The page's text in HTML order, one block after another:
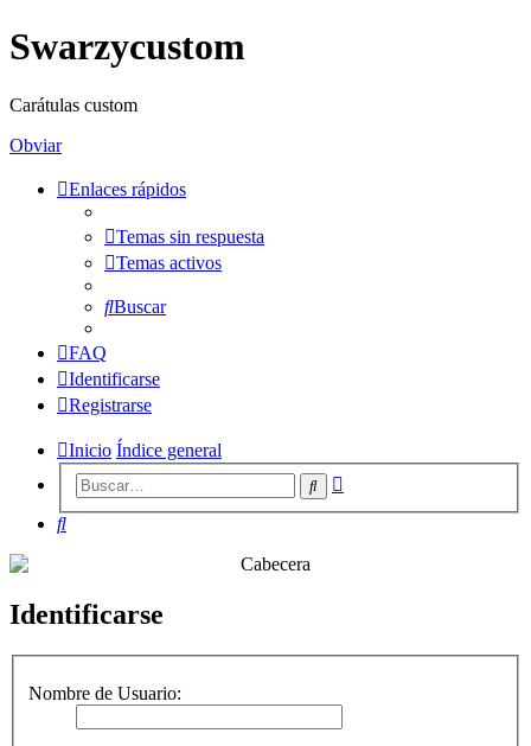
Swarzycustom
Carátulas custom
Obviar
Enlaces rápidos
Temas sin respuesta
Temas activos
Buscar
FAQ
Identificarse
Registrarse
Inicio Índice general
Buscar
Buscar
Identificarse
Nombre de Usuario: